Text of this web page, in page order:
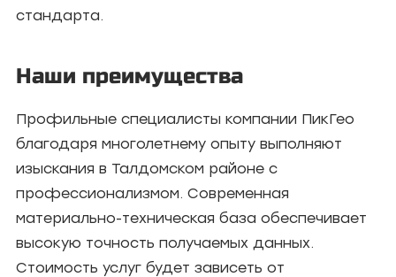
стандарта.
Наши преимущества
Профильные специалисты компании ПикГео
благодаря многолетнему опыту выполняют
изыскания в Талдомском районе с
профессионализмом. Современная
материально-техническая база обеспечивает
высокую точность получаемых данных.
Стоимость услуг будет зависеть от